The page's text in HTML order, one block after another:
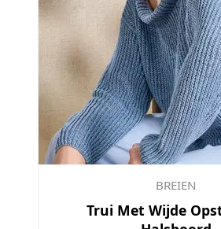
BREIEN
Trui Met Wijde